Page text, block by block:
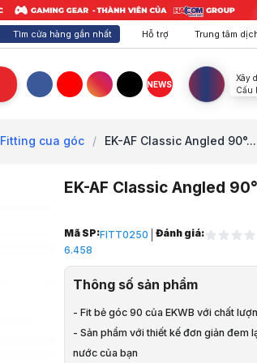
Tìm cửa hàng gần nhất Hỗ trợ Trung tâm
FacebookYouTubeInstagram
TikTok
NEWS
Xây
Cấu
Fitting cua góc / EK-AF Classic Angled 90°...
EK-AF Classic Angled
Trang chủ
1
Tản Nhiệt, Fan, Đèn Led
Linh phụ kiện tản nhiệt nước
Fitting - Cút nước
Fitting cua góc
Mã SP:FITT0250 Đánh giá:
6.458
Thông số sản phẩm
- Fit bẻ góc 90 của EKWB với chất
- Sản phẩm với thiết kế đơn giản đem
nước của bạn